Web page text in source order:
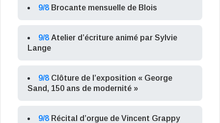
9/8 Brocante mensuelle de Blois
9/8 Atelier d’écriture animé par Sylvie
Lange
9/8 Clôture de l’exposition « George
Sand, 150 ans de modernité »
9/8 Récital d’orgue de Vincent Grappy